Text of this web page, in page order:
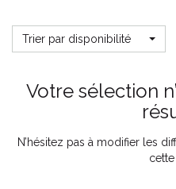
Trier par disponibilité
Votre sélection
N’hésitez pas à modifier les
cette